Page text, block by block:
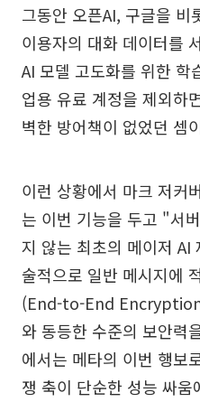
그동안 오픈AI, 구글을 비
이용자의 대화 데이터를
AI 모델 고도화를 위한 학
업용 유료 계정을 제외하
벽한 방어책이 없었던 셈
이런 상황에서 마크 저커
는 이번 기능을 두고 "서
지 않는 최초의 메이저 AI
술적으로 일반 메시지에
(End-to-End
와 동등한 수준의 보안력
에서는 메타의 이번 행보
쟁 축이 단순한 성능 싸